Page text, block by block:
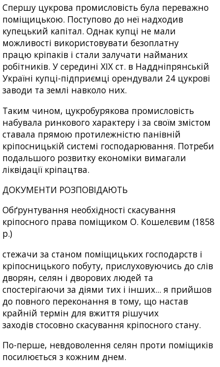
Спершу цукрова промисловість була переважно
поміщицькою. Поступово до неї надходив
купецький капітал. Однак купці не мали
можливості використовувати безоплатну
працю кріпаків і стали залучати найманих
робітників. У середині XIX ст. в Наддніпрянській
Україні купці-підприємці орендували 24 цукрові
заводи та землі навколо них.
Таким чином, цукробурякова промисловість
набувала ринкового характеру і за своїм змістом
ставала прямою протилежністю панівній
кріпосницькій системі господарювання. Потреби
подальшого розвитку економіки вимагали
ліквідації кріпацтва.
ДОКУМЕНТИ РОЗПОВІДАЮТЬ
Обґрунтування необхідності скасування
кріпосного права поміщиком О. Кошелєвим (1858
р.)
стежачи за станом поміщицьких господарств і
кріпосницького побуту, прислуховуючись до слів
дворян, селян і дворових людей та
спостерігаючи за діями тих і інших... я прийшов
до повного переконання в тому, що настав
крайній термін для вжиття рішучих
заходів стосовно скасування кріпосного стану.
По-перше, невдоволення селян проти поміщиків
посилюється з кожним днем.